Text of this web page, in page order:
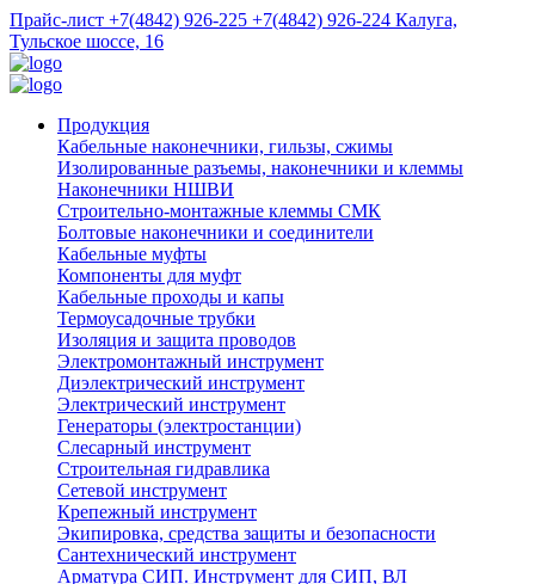
Прайс-лист +7(4842) 926-225 +7(4842) 926-224 Калуга,
Тульское шоссе, 16
Продукция
Кабельные наконечники, гильзы, сжимы
Изолированные разъемы, наконечники и клеммы
Наконечники НШВИ
Строительно-монтажные клеммы СМК
Болтовые наконечники и соединители
Кабельные муфты
Компоненты для муфт
Кабельные проходы и капы
Термоусадочные трубки
Изоляция и защита проводов
Электромонтажный инструмент
Диэлектрический инструмент
Электрический инструмент
Генераторы (электростанции)
Слесарный инструмент
Строительная гидравлика
Сетевой инструмент
Крепежный инструмент
Экипировка, средства защиты и безопасности
Сантехнический инструмент
Арматура СИП. Инструмент для СИП, ВЛ